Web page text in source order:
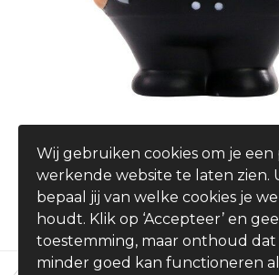
Roofer Bert®
vanaf € 4,19
Wij gebruiken cookies om je
werkende website te laten zien.
bepaal jij van welke cookies je
houdt. Klik op ‘Accepteer’ en
toestemming, maar onthoud dat
minder goed kan functioneren